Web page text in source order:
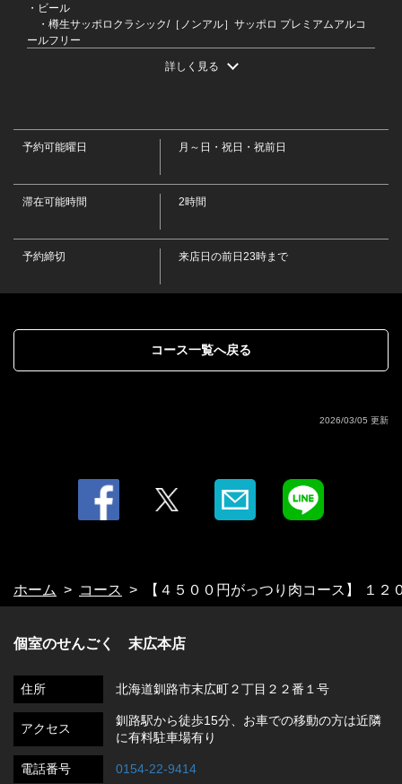
・ビール
・樽生サッポロクラシック/［ノンアル］サッポロ プレミアムアルコ
ールフリー
・角ハイボール/デュワーズハイボール/くしろ夕日ハイボール
・焼酎［ロック・水割り・お湯割り］
・鏡月(甲類)/白糖 鍛高譚(紫蘇)/黒霧島(芋)/一刻者(芋)/からり芋(芋)/和
・日本酒［冷酒・熱燗］
・釧路 福司 上等辛口/釧路 福司 純米酒/釧路 福司 純米佳選/根室 北の
・果実酒［ロック・水割り・ソーダ割り］
・梅酒/釧路 鍛高譚 梅酒/にごりゆず酒/マンゴー酒/もも酒/みかん酒
・カクテル
・ファジーネーブル/カシスオレンジ/カシスウーロン/ピーチウーロン
ュース/パインジュース/ぶどうジュース/コーヒー［アイス・ホット］/ホ
ットココア/ホットカフェオレ/ホットミルクティー/烏龍茶/緑茶
詳しく見る
予約可能曜日 月～日・祝日・祝前日
滞在可能時間 2時間
予約締切 来店日の前日23時まで
コース一覧へ戻る
2026/03/05 更新
ホーム コース 【４５００円がっつり肉コース】 １
個室のせんごく 末広本店
住所 北海道釧路市末広町２丁目２２番１号
アクセス
釧路駅から徒歩15分、お車での移動の方は近隣
に有料駐車場有り
電話番号 0154-22-9414